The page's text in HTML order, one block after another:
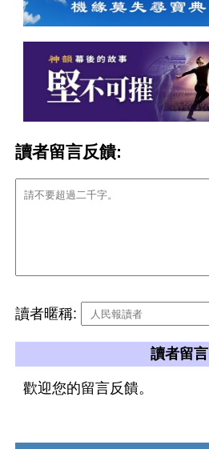
讀者留言反饋:
讀者暱稱:
讀者留言
歡迎您的留言反饋。